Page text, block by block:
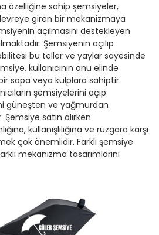
özelliğine sahip şemsiyeler,
giren bir mekanizmaya
açılmasını destekleyen
Şemsiyenin açılıp
bu teller ve yaylar sayesinde
kullanıcının onu elinde
sapa veya kulplara sahiptir.
şemsiyelerini açıp
güneşten ve yağmurdan
Şemsiye satın alırken
kullanışlılığına ve rüzgara karşı
çok önemlidir. Farklı şemsiye
mekanizma tasarımlarını